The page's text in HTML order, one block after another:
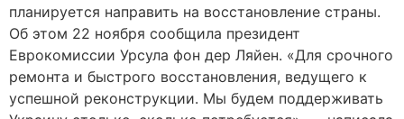
планируется направить на восстановление страны.
Об этом 22 ноября сообщила президент
Еврокомиссии Урсула фон дер Ляйен. «Для срочного
ремонта и быстрого восстановления, ведущего к
успешной реконструкции. Мы будем поддерживать